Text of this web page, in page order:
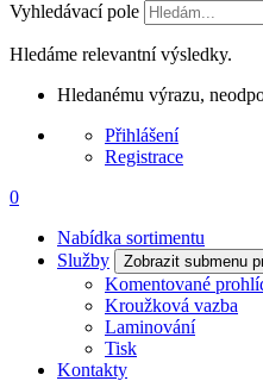
Vyhledávací pole
Hledáme relevantní výsledky.
Hledanému výrazu,
Přihlášení
Registrace
0
Nabídka sortimentu
Služby
Zobrazit submenu
Komentované
Kroužková vazba
Laminování
Tisk
Kontakty